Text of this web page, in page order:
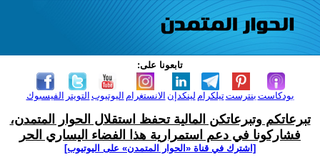
تابعونا على:
الفيسبوك التويتر اليوتيوب الانستغرام لينكدإن تيلكرامبنترست بودكاست
تبرعاتكم وتبرعاتكن المالية تحفظ استقلال الحوار المتمدن،
فشاركونا في دعم استمرارية هذا الفضاء اليساري الحر
[اشترك في قناة ‫«الحوار المتمدن» على اليوتيوب]